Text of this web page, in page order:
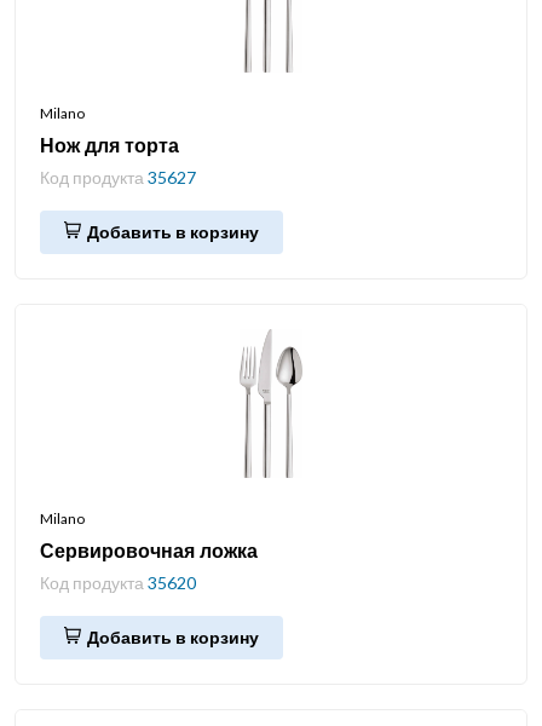
Milano
Нож для торта
Код продукта 35627
Добавить в корзину
Milano
Сервировочная ложка
Код продукта 35620
Добавить в корзину